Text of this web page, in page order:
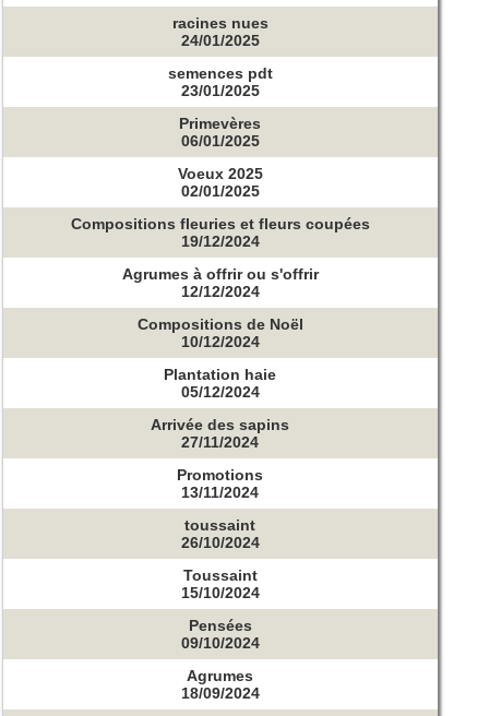
racines nues
24/01/2025
semences pdt
23/01/2025
Primevères
06/01/2025
Voeux 2025
02/01/2025
Compositions fleuries et fleurs coupées
19/12/2024
Agrumes à offrir ou s'offrir
12/12/2024
Compositions de Noël
10/12/2024
Plantation haie
05/12/2024
Arrivée des sapins
27/11/2024
Promotions
13/11/2024
toussaint
26/10/2024
Toussaint
15/10/2024
Pensées
09/10/2024
Agrumes
18/09/2024